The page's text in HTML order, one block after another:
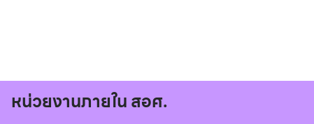
หน่วยงานภายใน สอศ.